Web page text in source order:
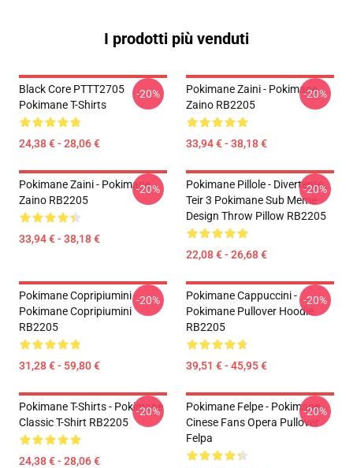
I prodotti più venduti
Black Core PTTT2705
Pokimane T-Shirts
24,38 € - 28,06 €
-20%
Pokimane Zaini - Pokimane
Zaino RB2205
33,94 € - 38,18 €
-20%
Pokimane Zaini - Pokimane
Zaino RB2205
33,94 € - 38,18 €
-20%
Pokimane Pillole - Divertente
Teir 3 Pokimane Sub Meme
Design Throw Pillow RB2205
22,08 € - 26,68 €
-20%
Pokimane Copripiumini -
Pokimane Copripiumini
RB2205
31,28 € - 59,80 €
-20%
Pokimane Cappuccini -
Pokimane Pullover Hoodie
RB2205
39,51 € - 45,95 €
-20%
Pokimane T-Shirts - Pokimane
Classic T-Shirt RB2205
24,38 € - 28,06 €
-20%
Pokimane Felpe - Pokimane
Cinese Fans Opera Pullover
Felpa
-20%